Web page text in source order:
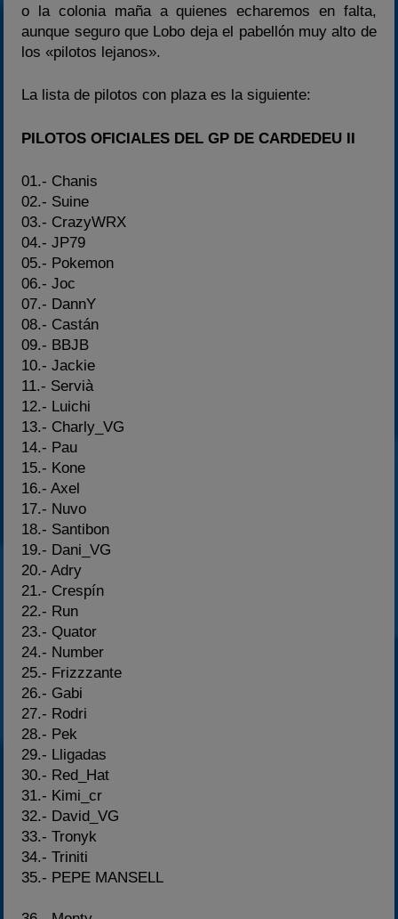
o la colonia maña a quienes echaremos en falta,
aunque seguro que Lobo deja el pabellón muy alto de
los «pilotos lejanos».
La lista de pilotos con plaza es la siguiente:
PILOTOS OFICIALES DEL GP DE CARDEDEU II
01.- Chanis
02.- Suine
03.- CrazyWRX
04.- JP79
05.- Pokemon
06.- Joc
07.- DannY
08.- Castán
09.- BBJB
10.- Jackie
11.- Servià
12.- Luichi
13.- Charly_VG
14.- Pau
15.- Kone
16.- Axel
17.- Nuvo
18.- Santibon
19.- Dani_VG
20.- Adry
21.- Crespín
22.- Run
23.- Quator
24.- Number
25.- Frizzzante
26.- Gabi
27.- Rodri
28.- Pek
29.- Lligadas
30.- Red_Hat
31.- Kimi_cr
32.- David_VG
33.- Tronyk
34.- Triniti
35.- PEPE MANSELL